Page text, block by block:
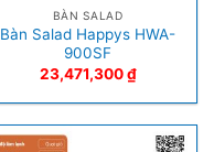
BÀN SALAD
Bàn Salad Happys HWA-
900SF
23,471,300₫